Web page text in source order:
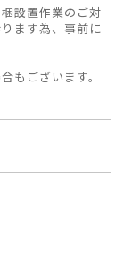
設置作業のご対
ます為、事前に
もございます。